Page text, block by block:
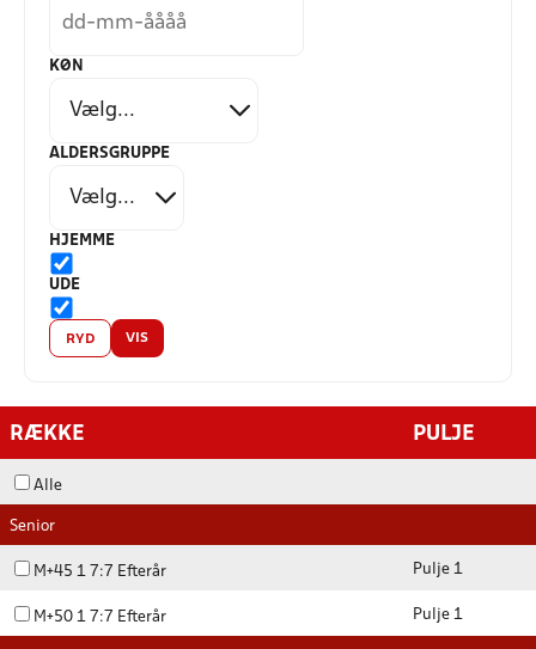
KØN
ALDERSGRUPPE
HJEMME
UDE
RYD VIS
RÆKKE PULJE
Alle
Senior
M+45 1 7:7 Efterår Pulje 1
M+50 1 7:7 Efterår Pulje 1